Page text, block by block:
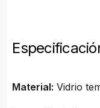
Material: Vidrio